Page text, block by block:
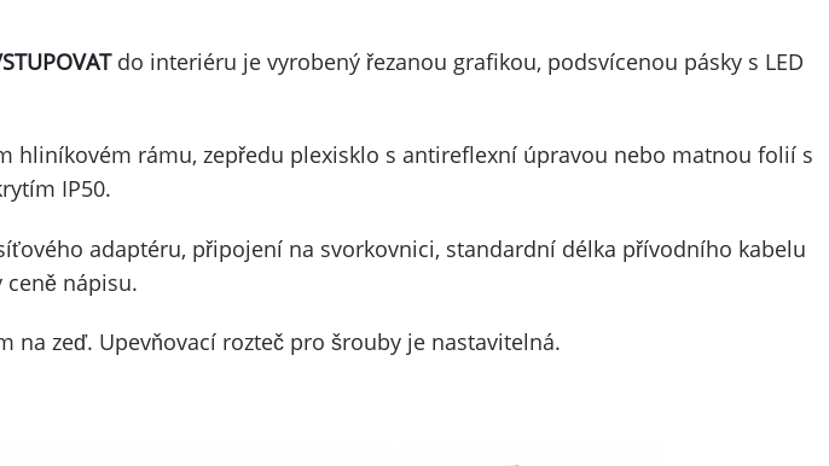
do interiéru je vyrobený řezanou grafikou, podsvícenou pásky s LED
hliníkovém rámu, zepředu plexisklo s antireflexní úpravou nebo matnou folií s
IP50.
adaptéru, připojení na svorkovnici, standardní délka přívodního kabelu
ceně nápisu.
na zeď. Upevňovací rozteč pro šrouby je nastavitelná.